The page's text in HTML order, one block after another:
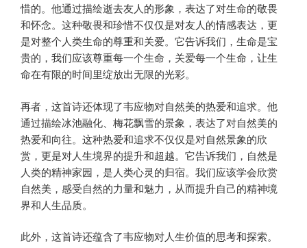
惜的。他通过描绘逝去友人的形象，表达了对生命的敬畏
和怀念。这种敬畏和珍惜不仅仅是对友人的情感表达，更
是对整个人类生命的尊重和关爱。它告诉我们，生命是宝
贵的，我们应该尊重每一个生命，关爱每一个生命，让生
命在有限的时间里绽放出无限的光彩。
再者，这首诗还体现了韦应物对自然美的热爱和追求。他
通过描绘冰池融化、梅花飘雪的景象，表达了对自然美的
热爱和向往。这种热爱和追求不仅仅是对自然景象的欣
赏，更是对人生境界的提升和超越。它告诉我们，自然是
人类的精神家园，是人类心灵的归宿。我们应该学会欣赏
自然美，感受自然的力量和魅力，从而提升自己的精神境
界和人生品质。
此外，这首诗还蕴含了韦应物对人生价值的思考和探索。